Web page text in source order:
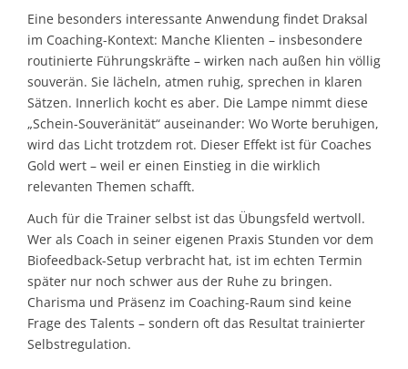
Eine besonders interessante Anwendung findet Draksal
im Coaching-Kontext: Manche Klienten – insbesondere
routinierte Führungskräfte – wirken nach außen hin völlig
souverän. Sie lächeln, atmen ruhig, sprechen in klaren
Sätzen. Innerlich kocht es aber. Die Lampe nimmt diese
„Schein-Souveränität“ auseinander: Wo Worte beruhigen,
wird das Licht trotzdem rot. Dieser Effekt ist für Coaches
Gold wert – weil er einen Einstieg in die wirklich
relevanten Themen schafft.
Auch für die Trainer selbst ist das Übungs­feld wertvoll.
Wer als Coach in seiner eigenen Praxis Stunden vor dem
Biofeedback-Setup verbracht hat, ist im echten Termin
später nur noch schwer aus der Ruhe zu bringen.
Charisma und Präsenz im Coaching-Raum sind ­keine
Frage des Talents – sondern oft das Resultat trainierter
Selbstregulation.